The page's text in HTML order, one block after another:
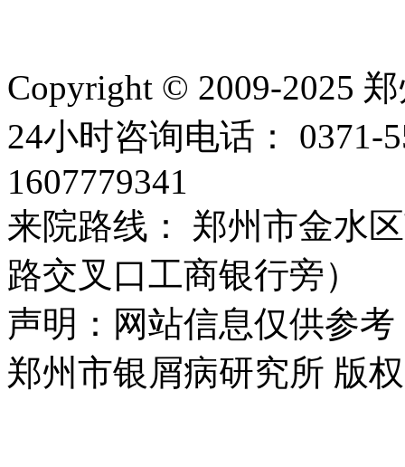
Copyright © 2009-2025
24小时咨询电话：
1607779341
来院路线： 郑州市金水
路交叉口工商银行旁）
声明：网站信息仅供参
郑州市银屑病研究所 版